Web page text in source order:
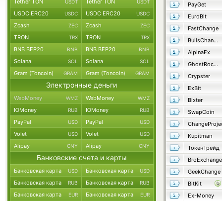
PayGet
EuroBit
FastChange
BullsChange
AlpinaEx
GhostRocket
Crypster
ExBit
Bixter
SwapCoin
Kupitman
ТокенТрейд
BroExchange
GeekChange
BitKit
Ex-Money
Tether TON USDT Tether TON USDT
USDC ERC20 USDC USDC ERC20 USDC
Zcash ZEC Zcash ZEC
TRON TRX TRON TRX
BNB BEP20 BNB BNB BEP20 BNB
Solana SOL Solana SOL
Gram (Toncoin) GRAM Gram (Toncoin) GRAM
Электронные деньги
WebMoney WMZ WebMoney WMZ
ЮMoney RUB ЮMoney RUB
PayPal USD PayPal USD
Volet USD Volet USD
Alipay CNY Alipay CNY
Банковские счета и карты
Банковская карта USD Банковская карта USD
Банковская карта RUB Банковская карта RUB
Банковская карта EUR Банковская карта EUR